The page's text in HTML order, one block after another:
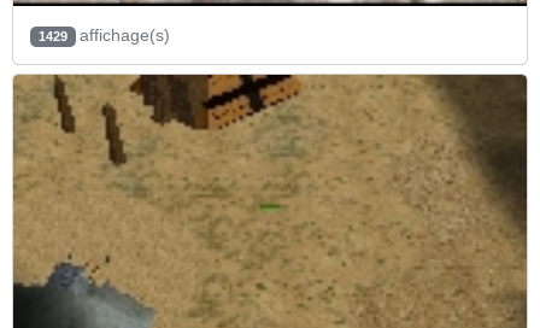
1429 affichage(s)